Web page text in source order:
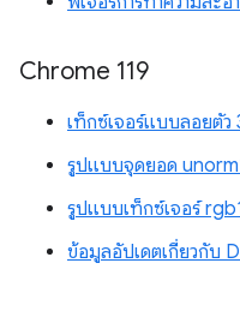
Chrome 119
เท็กซ์เจอร์แบบลอยตัว
รูปแบบจุดยอด
รูปแบบเท็กซ์เจอร์
ข้อมูลอัปเดตเกี่ยวกับ